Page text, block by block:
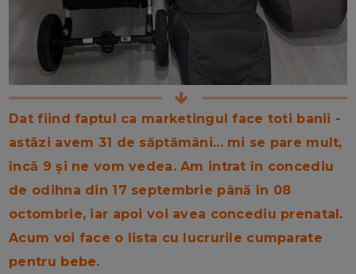
Dat fiind faptul ca marketingul face toti banii -
astăzi avem 31 de săptămâni... mi se pare mult,
încă 9 și ne vom vedea. Am intrat în concediu
de odihna din 17 septembrie până în 08
octombrie, iar apoi voi avea concediu prenatal.
Acum voi face o lista cu lucrurile cumparate
pentru bebe.